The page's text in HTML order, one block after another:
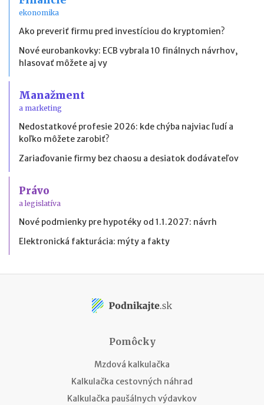
ekonomika
Ako preveriť firmu pred investíciou do kryptomien?
Nové eurobankovky: ECB vybrala 10 finálnych návrhov,
hlasovať môžete aj vy
Manažment
a marketing
Nedostatkové profesie 2026: kde chýba najviac ľudí a
koľko môžete zarobiť?
Zariaďovanie firmy bez chaosu a desiatok dodávateľov
Právo
a legislatíva
Nové podmienky pre hypotéky od 1.1.2027: návrh
Elektronická fakturácia: mýty a fakty
Pomôcky
Mzdová kalkulačka
Kalkulačka cestovných náhrad
Kalkulačka paušálnych výdavkov